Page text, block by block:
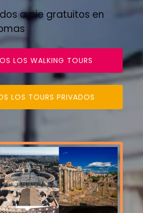
a pie gratuitos en
LOS WALKING TOURS
LOS TOURS PRIVADOS